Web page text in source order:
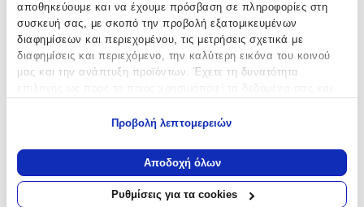
αποθηκεύουμε και να έχουμε πρόσβαση σε πληροφορίες στη
συσκευή σας, με σκοπό την προβολή εξατομικευμένων
διαφημίσεων και περιεχομένου, τις μετρήσεις σχετικά με
διαφημίσεις και περιεχόμενο, την καλύτερη εικόνα του κοινού
μας και την ανάπτυξη προϊόντων. Έχετε τη δυνατότητα
Να συλλέξουμε πληροφορίες σχετικά με τη γεωγραφική
σας τοποθεσία, οι οποίες μπορεί να είναι ακριβείς σε
απόσταση μερικών μέτρων
Να αναγνωρίσουμε τη συσκευή σας σαρώνοντας ενεργά
Προβολή λεπτομερειών
Αποδοχή όλων
Ρυθμίσεις για τα cookies
Gim
Βασικά Χαρακτηριστικά
Χρώμα